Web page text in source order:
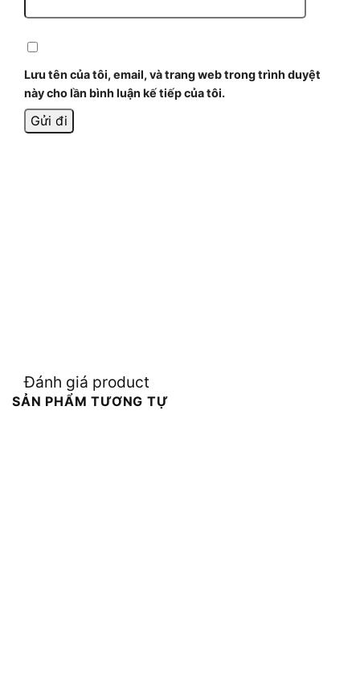
Lưu tên của tôi, email, và trang web trong trình duyệt
này cho lần bình luận kế tiếp của tôi.
Đánh giá product
SẢN PHẨM TƯƠNG TỰ